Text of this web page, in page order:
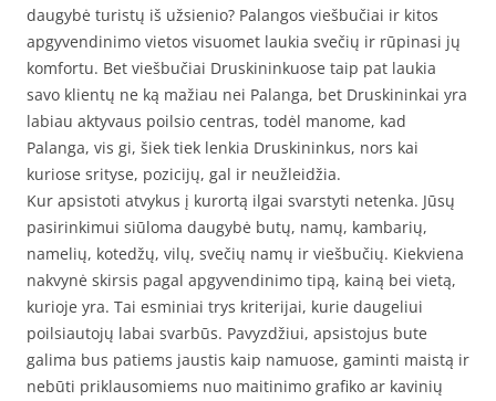
daugybė turistų iš užsienio? Palangos viešbučiai ir kitos
apgyvendinimo vietos visuomet laukia svečių ir rūpinasi jų
komfortu. Bet viešbučiai Druskininkuose taip pat laukia
savo klientų ne ką mažiau nei Palanga, bet Druskininkai yra
labiau aktyvaus poilsio centras, todėl manome, kad
Palanga, vis gi, šiek tiek lenkia Druskininkus, nors kai
kuriose srityse, pozicijų, gal ir neužleidžia.
Kur apsistoti atvykus į kurortą ilgai svarstyti netenka. Jūsų
pasirinkimui siūloma daugybė butų, namų, kambarių,
namelių, kotedžų, vilų, svečių namų ir viešbučių. Kiekviena
nakvynė skirsis pagal apgyvendinimo tipą, kainą bei vietą,
kurioje yra. Tai esminiai trys kriterijai, kurie daugeliui
poilsiautojų labai svarbūs. Pavyzdžiui, apsistojus bute
galima bus patiems jaustis kaip namuose, gaminti maistą ir
nebūti priklausomiems nuo maitinimo grafiko ar kavinių